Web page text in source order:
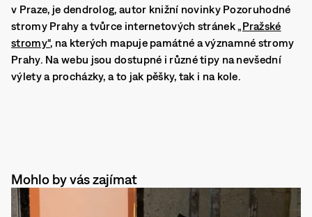
v Praze, je dendrolog, autor knižní novinky Pozoruhodné
stromy Prahy a tvůrce internetových stránek„Pražské
stromy“, na kterých mapuje památné a významné stromy
Prahy. Na webu jsou dostupné i různé tipy na nevšední
výlety a procházky, a to jak pěšky, tak i na kole.
Mohlo by vás zajímat